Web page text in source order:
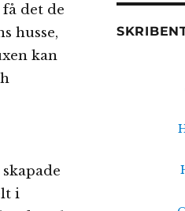
det de
husse,
kan
i